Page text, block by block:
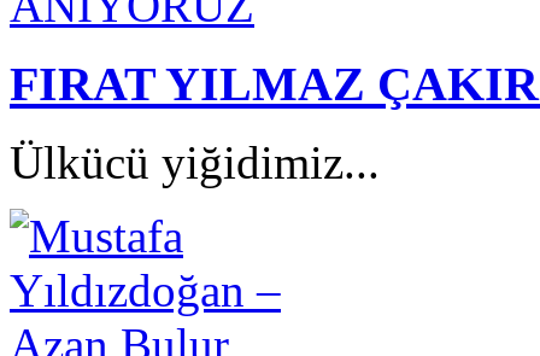
FIRAT YILMAZ
Ülkücü yiğidimiz...